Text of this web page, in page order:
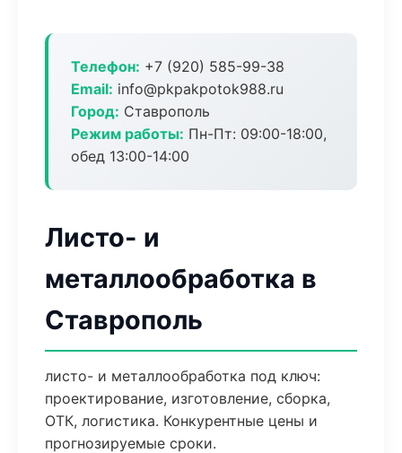
Телефон: +7 (920) 585-99-38
Email: info@pkpakpotok988.ru
Город: Ставрополь
Режим работы: Пн-Пт: 09:00-18:00,
обед 13:00-14:00
Листо- и
металлообработка в
Ставрополь
листо- и металлообработка под ключ:
проектирование, изготовление, сборка,
ОТК, логистика. Конкурентные цены и
прогнозируемые сроки.